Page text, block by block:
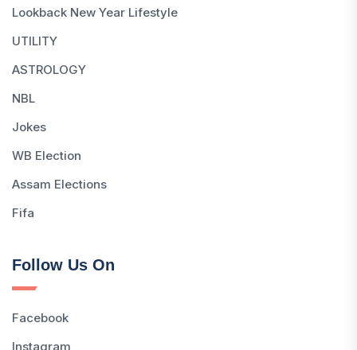
Lookback New Year Lifestyle
UTILITY
ASTROLOGY
NBL
Jokes
WB Election
Assam Elections
Fifa
Follow Us On
Facebook
Instagram